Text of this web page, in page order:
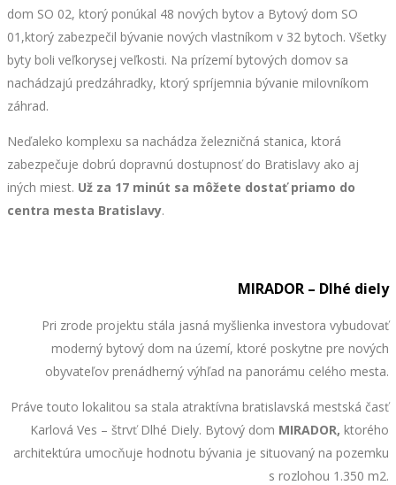
dom SO 02, ktorý ponúkal 48 nových bytov a Bytový dom SO
01,ktorý zabezpečil bývanie nových vlastníkom v 32 bytoch. Všetky
byty boli veľkorysej veľkosti. Na prízemí bytových domov sa
nachádzajú predzáhradky, ktorý spríjemnia bývanie milovníkom
záhrad.
Neďaleko komplexu sa nachádza železničná stanica, ktorá
zabezpečuje dobrú dopravnú dostupnosť do Bratislavy ako aj
iných miest. Už za 17 minút sa môžete dostať priamo do
centra mesta Bratislavy.
MIRADOR – Dlhé diely
Pri zrode projektu stála jasná myšlienka investora vybudovať
moderný bytový dom na území, ktoré poskytne pre nových
obyvateľov prenádherný výhľad na panorámu celého mesta.
Práve touto lokalitou sa stala atraktívna bratislavská mestská časť
Karlová Ves – štrvť Dlhé Diely. Bytový dom MIRADOR, ktorého
architektúra umocňuje hodnotu bývania je situovaný na pozemku
s rozlohou 1.350 m2.